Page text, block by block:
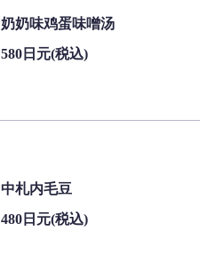
奶奶味鸡蛋味噌汤
580日元(税込)
中札内毛豆
480日元(税込)